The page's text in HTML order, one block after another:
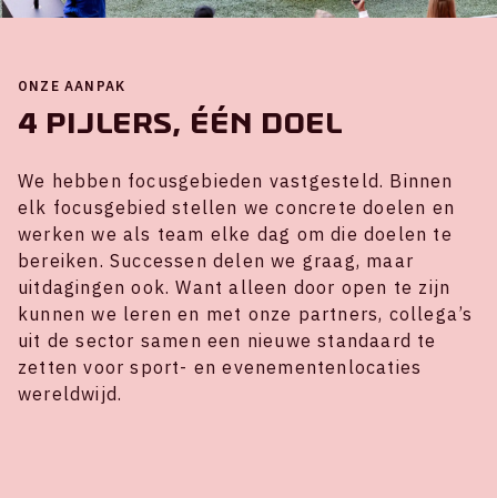
ONZE AANPAK
4 pijlers, één doel
We hebben focusgebieden vastgesteld. Binnen
elk focusgebied stellen we concrete doelen en
werken we als team elke dag om die doelen te
bereiken. Successen delen we graag, maar
uitdagingen ook. Want alleen door open te zijn
kunnen we leren en met onze partners, collega’s
uit de sector samen een nieuwe standaard te
zetten voor sport- en evenementenlocaties
wereldwijd.